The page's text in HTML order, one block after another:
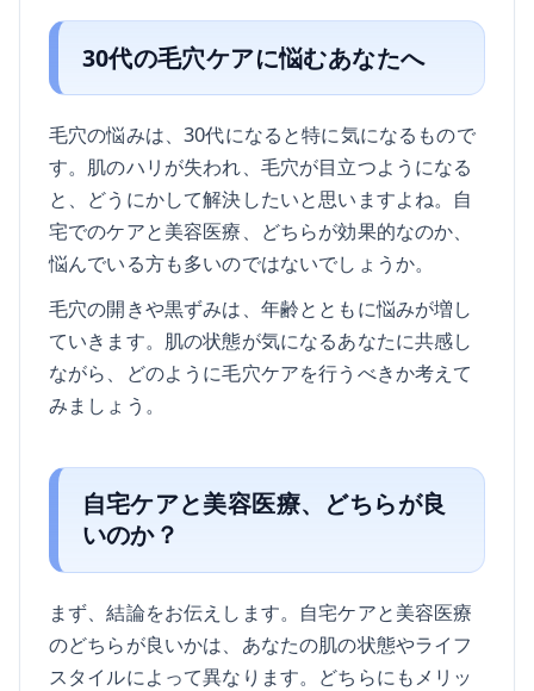
30代の毛穴ケアに悩むあなたへ
毛穴の悩みは、30代になると特に気になるもので
す。肌のハリが失われ、毛穴が目立つようになる
と、どうにかして解決したいと思いますよね。自
宅でのケアと美容医療、どちらが効果的なのか、
悩んでいる方も多いのではないでしょうか。
毛穴の開きや黒ずみは、年齢とともに悩みが増し
ていきます。肌の状態が気になるあなたに共感し
ながら、どのように毛穴ケアを行うべきか考えて
みましょう。
自宅ケアと美容医療、どちらが良
いのか？
まず、結論をお伝えします。自宅ケアと美容医療
のどちらが良いかは、あなたの肌の状態やライフ
スタイルによって異なります。どちらにもメリッ